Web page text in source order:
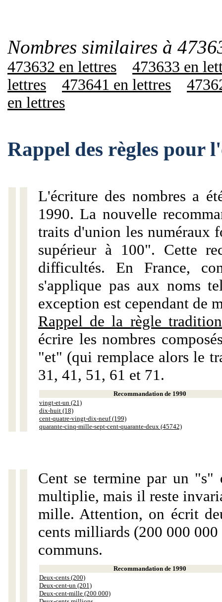
Nombres similaires à
473632 en lettres
473633 en
lettres
473641 en lettres
en lettres
Rappel des règles pour
L'écriture des nombres a
1990. La nouvelle
traits d'union les numéraux
supérieur à 100". Cette
difficultés. En France,
s'applique pas aux noms
exception est cependant de
Rappel de la règle
écrire les nombres
"et" (qui remplace alors le
31, 41, 51, 61 et 71.
Recommandation de 1990
vingt-et-un (21)
dix-huit (18)
cent-quatre-vingt-dix-neuf (199)
quarante-cinq-mille-sept-cent-quarante-deux (45742)
Cent se termine par un "s"
multiplie, mais il reste
mille. Attention, on écrit
cents milliards (200 000
communs.
Recommandation de 1990
Deux-cents (200)
Deux-cent-un (201)
Deux-cent-mille (200 000)